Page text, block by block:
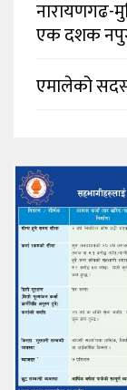
नारायणगढ-
एक दशक
एमालेको